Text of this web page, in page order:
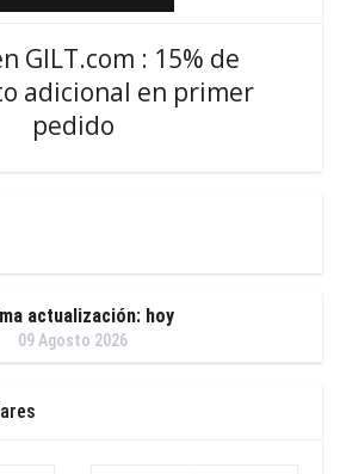
GILT.com : 15% de
adicional en primer
pedido
actualización: hoy
09 Agosto 2026